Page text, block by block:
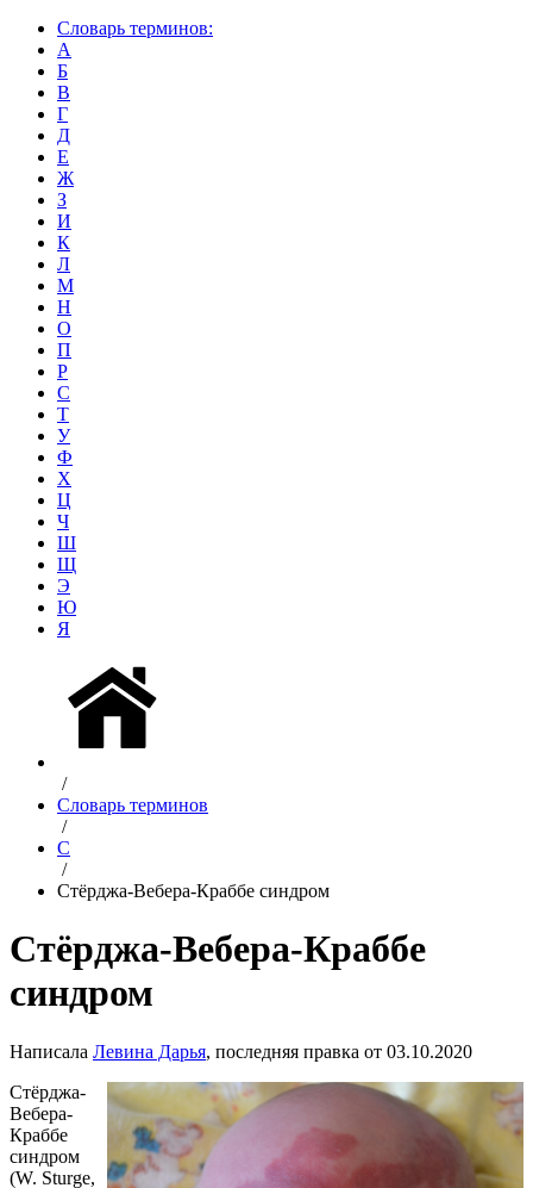
Словарь терминов:
А
Б
В
Г
Д
Е
Ж
З
И
К
Л
М
Н
О
П
Р
С
Т
У
Ф
Х
Ц
Ч
Ш
Щ
Э
Ю
Я
/
Словарь терминов
/
С
/
Стёрджа-Вебера-Краббе синдром
Стёрджа-Вебера-Краббе
синдром
Написала Левина Дарья, последняя правка от 03.10.2020
Стёрджа-
Вебера-
Краббе
синдром
(W. Sturge,